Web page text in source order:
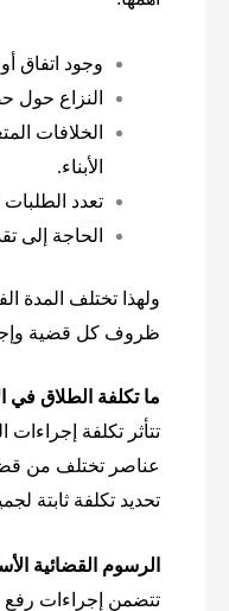
وجود اتفاق
النزاع حول
الخلافات
الأبناء.
تعدد
الحاجة إلى
ولهذا تختلف المدة
ظروف كل قضية
ما تكلفة الطلاق في
تتأثر تكلفة إجراءات
عناصر تختلف من
تحديد تكلفة ثابتة
الرسوم القضائية
تتضمن إجراءات